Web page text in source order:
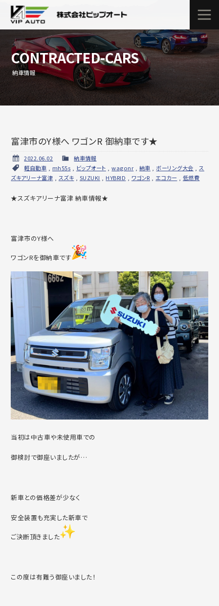
CONTRACTED-CARS
納車情報
富津市のY様へ ワゴンR 御納車です★
2022.06.02
納車情報
軽自動車
mh55s ビップオート ,wagonr, 納車 ボーリング大会
ス
ズキアリーナ富津
スズキ SUZUKI HYBRID ワゴンR エコカー 低燃費
★スズキアリーナ富津 納車情報★
富津市のY様へ
ワゴンRを御納車です
当初は中古車や未使用車での
御検討で御座いましたが…
新車との価格差が少なく
安全装置も充実した新車で
ご決断頂きました
この度は有難う御座いました！